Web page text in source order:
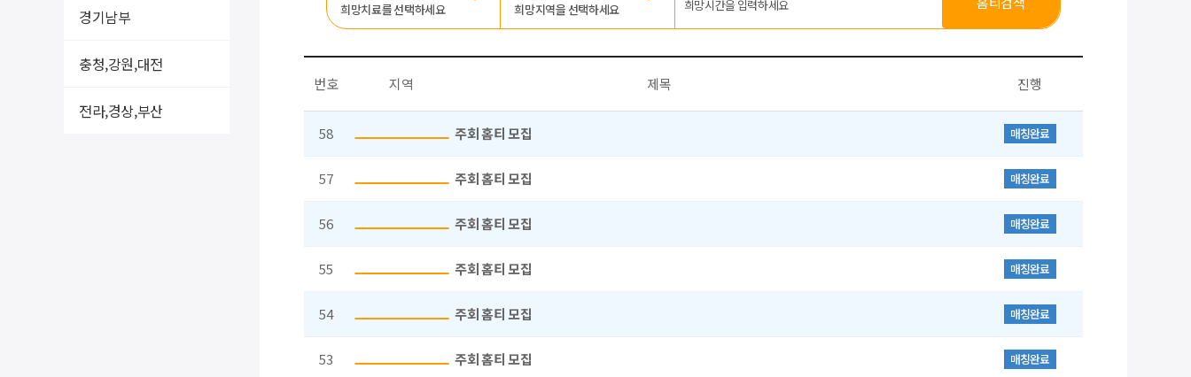
경기남부
충청,강원,대전
전라,경상,부산
희망치료를 선택하세요 희망지역을 선택하세요
번호 지역 제목 진행
58 주회 홈티 모집 매칭완료
57 주회 홈티 모집 매칭완료
56 주회 홈티 모집 매칭완료
55 주회 홈티 모집 매칭완료
54 주회 홈티 모집 매칭완료
53 주회 홈티 모집 매칭완료